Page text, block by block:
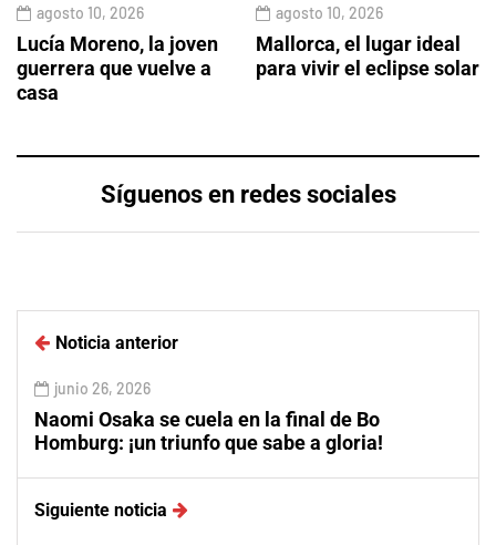
agosto 10, 2026
Lucía Moreno, la joven
guerrera que vuelve a
casa
agosto 10, 2026
Mallorca, el lugar ideal
para vivir el eclipse solar
Síguenos en redes sociales
Noticia anterior
junio 26, 2026
Naomi Osaka se cuela en la final de Bo
Homburg: ¡un triunfo que sabe a gloria!
Siguiente noticia